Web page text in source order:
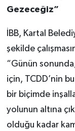
Gezeceğiz”
İBB, Kartal
şekilde
“Günün
için, TCDD’nin
bir biçimde
yolunun altına
olduğu kadar